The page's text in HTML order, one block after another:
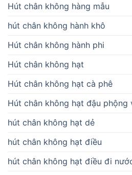
Hút chân không hàng mẫu
hút chân không hành khô
Hút chân không hành phi
Hút chân không hạt
Hút chân không hạt cà phê
Hút chân không hạt đậu
hút chân không hạt dẻ
hút chân không hạt điều
hút chân không hạt điều đi